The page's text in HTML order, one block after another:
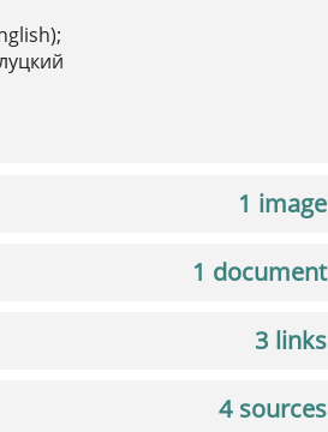
1 image
1 document
3 links
4 sources